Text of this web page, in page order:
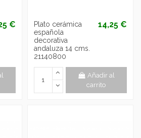
€
Plato cerámica
española
decorativa
andaluza 14 cms.
21140800
14,25 €
Añadir al
carrito